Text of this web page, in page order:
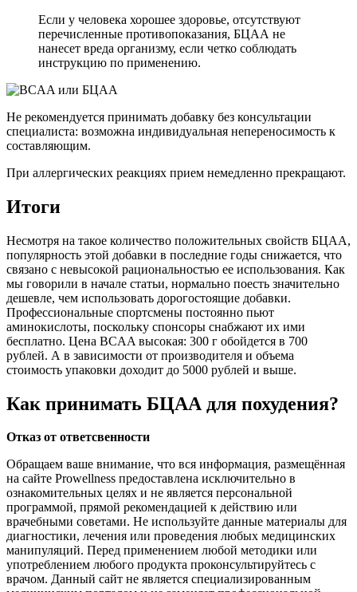
Если у человека хорошее здоровье, отсутствуют
перечисленные противопоказания, БЦАА не
нанесет вреда организму, если четко соблюдать
инструкцию по применению.
Не рекомендуется принимать добавку без консультации
специалиста: возможна индивидуальная непереносимость к
составляющим.
При аллергических реакциях прием немедленно прекращают.
Итоги
Несмотря на такое количество положительных свойств БЦАА,
популярность этой добавки в последние годы снижается, что
связано с невысокой рациональностью ее использования. Как
мы говорили в начале статьи, нормально поесть значительно
дешевле, чем использовать дорогостоящие добавки.
Профессиональные спортсмены постоянно пьют
аминокислоты, поскольку спонсоры снабжают их ими
бесплатно. Цена BCAA высокая: 300 г обойдется в 700
рублей. А в зависимости от производителя и объема
стоимость упаковки доходит до 5000 рублей и выше.
Как принимать БЦАА для похудения?
Отказ от ответсвенности
Обращаем ваше внимание, что вся информация, размещённая
на сайте Prowellness предоставлена исключительно в
ознакомительных целях и не является персональной
программой, прямой рекомендацией к действию или
врачебными советами. Не используйте данные материалы для
диагностики, лечения или проведения любых медицинских
манипуляций. Перед применением любой методики или
употреблением любого продукта проконсультируйтесь с
врачом. Данный сайт не является специализированным